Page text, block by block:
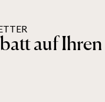
auf Ihren